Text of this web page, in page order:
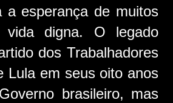
a esperança de muitos
digna. O legado
dos Trabalhadores
Lula em seus oito anos
brasileiro, mas